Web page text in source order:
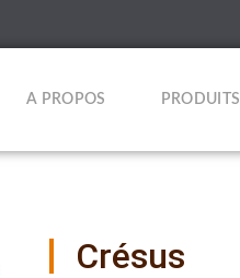
A PROPOS PRODUITS
Crésus